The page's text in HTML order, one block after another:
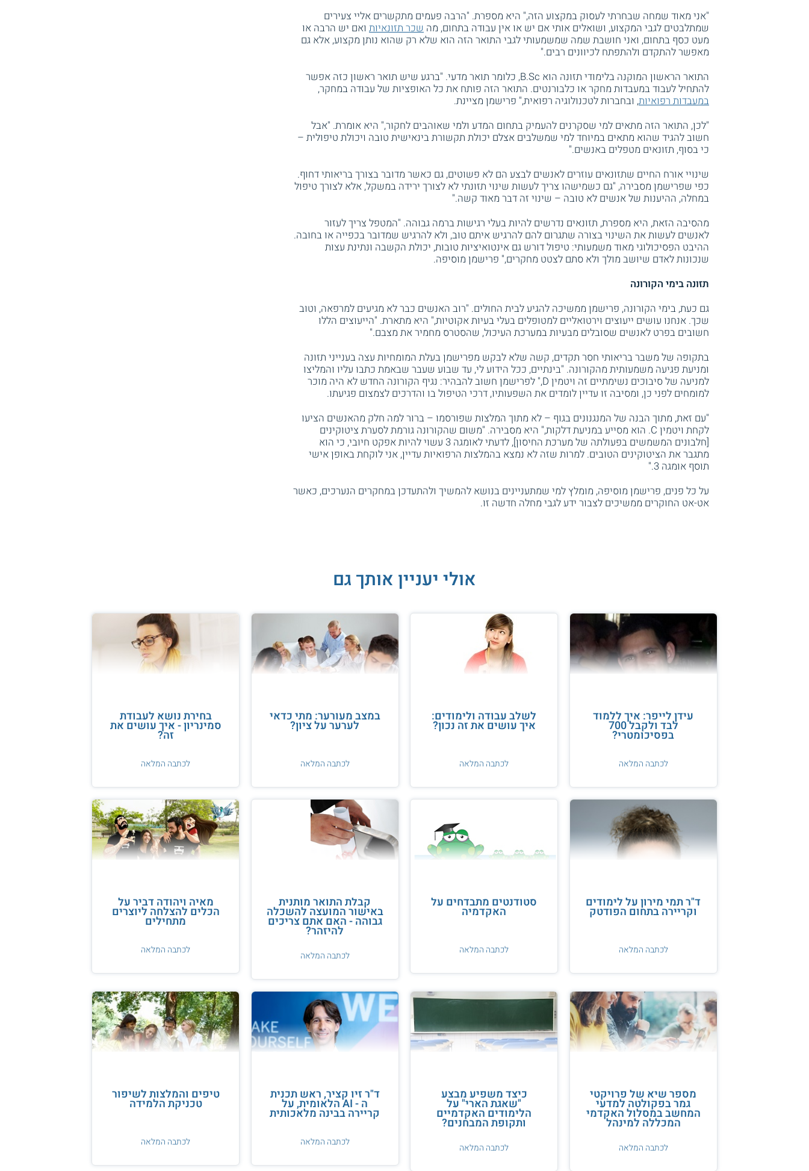
"אני מאוד שמחה שבחרתי לעסוק במקצוע הזה," היא מספרת. "הרבה פעמים מתקשרים אליי צעירים
שמתלבטים לגבי המקצוע, ושואלים אותי אם יש או אין עבודה בתחום, מה שכר תזונאיות ואם יש הרבה או
מעט כסף בתחום, ואני חושבת שמה שמשמעותי לגבי התואר הזה הוא שלא רק שהוא נותן מקצוע, אלא גם
מאפשר להתקדם ולהתפתח לכיוונים רבים."
התואר הראשון המוקנה בלימודי תזונה הוא B.Sc, כלומר תואר מדעי. "ברגע שיש תואר ראשון כזה אפשר
להתחיל לעבוד במעבדות מחקר או כלבורנטים. התואר הזה פותח את כל האופציות של עבודה במחקר,
במעבדות רפואיות, ובחברות לטכנולוגיה רפואית," פרישמן מציינת.
"לכן, התואר הזה מתאים למי שסקרנים להעמיק בתחום המדע ולמי שאוהבים לחקור," היא אומרת. "אבל
חשוב להגיד שהוא מתאים במיוחד למי שמשלבים אצלם יכולת תקשורת בינאישית טובה ויכולת טיפולית –
כי בסוף, תזונאים מטפלים באנשים."
שינויי אורח החיים שתזונאים עוזרים לאנשים לבצע הם לא פשוטים, גם כאשר מדובר בצורך בריאותי דחוף.
כפי שפרישמן מסבירה, "גם כשמישהו צריך לעשות שינוי תזונתי לא לצורך ירידה במשקל, אלא לצורך טיפול
במחלה, ההיענות של אנשים לא טובה – שינוי זה דבר מאוד קשה."
מהסיבה הזאת, היא מספרת, תזונאים נדרשים להיות בעלי רגישות ברמה גבוהה. "המטפל צריך לעזור
לאנשים לעשות את השינוי בצורה שתגרום להם להרגיש איתם טוב, ולא להרגיש שמדובר בכפייה או בחובה.
ההיבט הפסיכולוגי מאוד משמעותי: טיפול דורש גם אינטואיציות טובות, יכולת הקשבה ונתינת עצות
שנכונות לאדם שיושב מולך ולא סתם לצטט מחקרים," פרישמן מוסיפה.
תזונה בימי הקורונה
גם כעת, בימי הקורונה, פרישמן ממשיכה להגיע לבית החולים. "רוב האנשים כבר לא מגיעים למרפאה, וטוב
שכך. אנחנו עושים ייעוצים וירטואליים למטופלים בעלי בעיות אקוטיות," היא מתארת. "הייעוצים הללו
חשובים בפרט לאנשים שסובלים מבעיות במערכת העיכול, שהסטרס מחמיר את מצבם."
בתקופה של משבר בריאותי חסר תקדים, קשה שלא לבקש מפרישמן בעלת המומחיות עצה בענייני תזונה
ומניעת פגיעה משמעותית מהקורונה. "בינתיים, ככל הידוע לי, עד שבוע שעבר שבאמת כתבו עליו והמליצו
למניעה של סיבוכים נשימתיים זה ויטמין D," לפרישמן חשוב להבהיר: נגיף הקורונה החדש לא היה מוכר
למומחים לפני כן, ומסיבה זו עדיין לומדים את השפעותיו, דרכי הטיפול בו והדרכים לצמצום פגיעתו.
"עם זאת, מתוך הבנה של המנגנונים בגוף – לא מתוך המלצות שפורסמו – ברור למה חלק מהאנשים הציעו
לקחת ויטמין C. הוא מסייע במניעת דלקות," היא מסבירה. "משום שהקורונה גורמת לסערת ציטוקינים
[חלבונים המשמשים בפעולתה של מערכת החיסון], לדעתי לאומגה 3 עשוי להיות אפקט חיובי, כי הוא
מתגבר את הציטוקינים הטובים. למרות שזה לא נמצא בהמלצות הרפואיות עדיין, אני לוקחת באופן אישי
תוסף אומגה 3."
על כל פנים, פרישמן מוסיפה, מומלץ למי שמתעניינים בנושא להמשיך ולהתעדכן במחקרים הנערכים, כאשר
אט-אט החוקרים ממשיכים לצבור ידע לגבי מחלה חדשה זו.
אולי יעניין אותך גם
עידן לייפר: איך ללמוד
לבד ולקבל 700
בפסיכומטרי?
לכתבה המלאה
לשלב עבודה ולימודים:
איך עושים את זה נכון?
לכתבה המלאה
במצב מעורער: מתי כדאי
לערער על ציון?
לכתבה המלאה
בחירת נושא לעבודת
סמינריון - איך עושים את
זה?
לכתבה המלאה
ד"ר תמי מירון על לימודים
וקריירה בתחום הפודטק
לכתבה המלאה
סטודנטים מתבדחים על
האקדמיה
לכתבה המלאה
קבלת התואר מותנית
באישור המועצה להשכלה
גבוהה - האם אתם צריכים
להיזהר?
לכתבה המלאה
מאיה ויהודה דביר על
הכלים להצלחה ליוצרים
מתחילים
לכתבה המלאה
מספר שיא של פרויקטי
גמר בפקולטה למדעי
המחשב במסלול האקדמי
המכללה למינהל
לכתבה המלאה
כיצד משפיע מבצע
"שאגת הארי" על
הלימודים האקדמיים
ותקופת המבחנים?
לכתבה המלאה
ד"ר זיו קציר, ראש תכנית
ה - AI הלאומית, על
קריירה בבינה מלאכותית
לכתבה המלאה
טיפים והמלצות לשיפור
טכניקת הלמידה
לכתבה המלאה